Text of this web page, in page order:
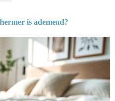
is ademend?